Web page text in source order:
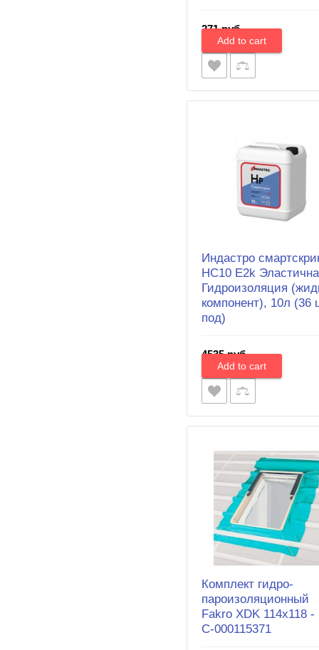
271 руб.
Индастро
HC10 E2k
Гидроизоляция
компонент), 10л (36
под)
4535 руб.
Комплект гидро-
пароизоляционный
Fakro XDK 114х118 -
С-000115371